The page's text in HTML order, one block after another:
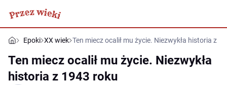
Epoki XX wiek Ten miecz ocalił mu życie. Niezwykła historia z
Ten miecz ocalił mu życie. Niezwykła
historia z 1943 roku